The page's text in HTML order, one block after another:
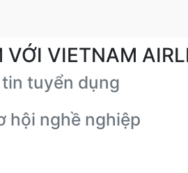
VIETNAM
tuyển dụng
hội nghề nghiệp